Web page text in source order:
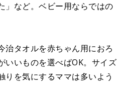
」など。ベビー用ならではの
治タオルを赤ちゃん用におろ
いいものを選べばOK。サイズ
を気にするママは多いよう